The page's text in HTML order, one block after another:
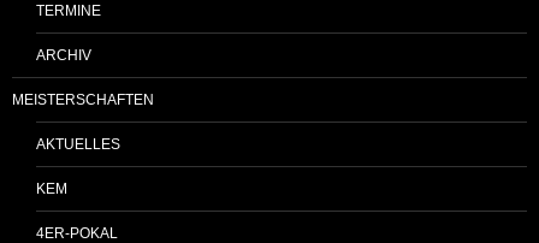
TERMINE
ARCHIV
MEISTERSCHAFTEN
AKTUELLES
KEM
4ER-POKAL